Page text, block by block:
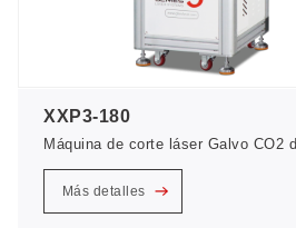
XXP3-180
Máquina de corte láser Galvo CO2
Más detalles